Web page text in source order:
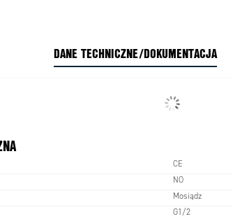
DANE TECHNICZNE/DOKUMENTACJA
CE
NO
Mosiądz
G1/2